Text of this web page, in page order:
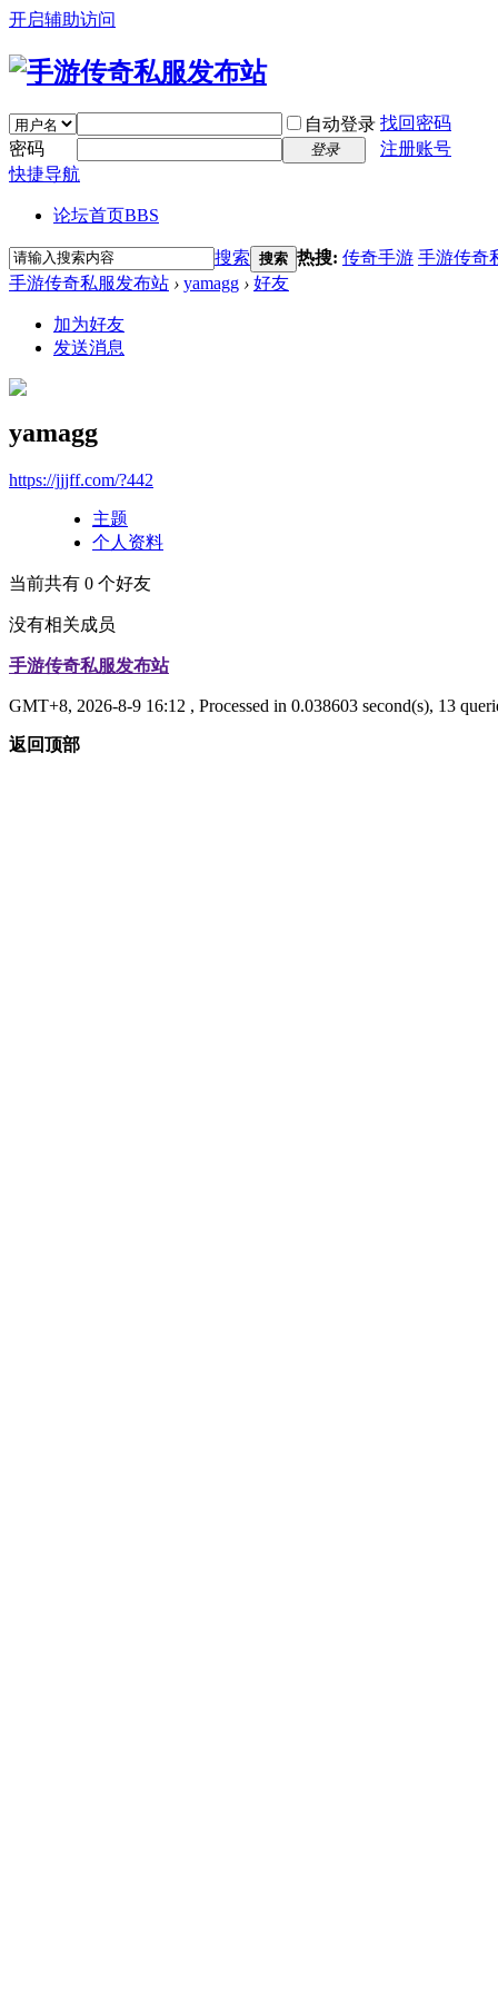
开启辅助访问
自动登录 找回密码
密码
登录
注册账号
快捷导航
论坛首页BBS
搜索 搜索 热搜: 传奇手游 手游传奇
手游传奇私服发布站 › yamagg › 好友
加为好友
发送消息
yamagg
https://jjjff.com/?442
主题
个人资料
当前共有 0 个好友
没有相关成员
手游传奇私服发布站
GMT+8, 2026-8-9 16:12 , Processed in 0.038603 second(s), 13
返回顶部